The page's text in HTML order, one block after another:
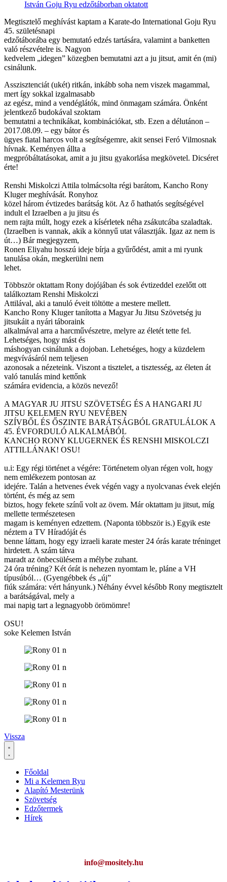
Megtisztelő meghívást kaptam a Karate-do International Goju Ryu
45. születésnapi
edzőtáborába egy bemutató edzés tartására, valamint a banketten
való részvételre is. Nagyon
kedvelem „idegen” közegben bemutatni azt a ju jitsut, amit én (mi)
csinálunk.
Asszisztenciát (ukét) ritkán, inkább soha nem viszek magammal,
mert így sokkal izgalmasabb
az egész, mind a vendéglátók, mind önmagam számára. Önként
jelentkező budokával szoktam
bemutatni a technikákat, kombinációkat, stb. Ezen a délutánon –
2017.08.09. – egy bátor és
ügyes fiatal harcos volt a segítségemre, akit sensei Feró Vilmosnak
hívnak. Keményen állta a
megpróbáltatásokat, amit a ju jitsu gyakorlása megkövetel. Dicséret
érte!
Renshi Miskolczi Attila tolmácsolta régi barátom, Kancho Rony
Kluger meghívását. Ronyhoz
közel három évtizedes barátság köt. Az ő hathatós segítségével
indult el Izraelben a ju jitsu és
nem rajta múlt, hogy ezek a kísérletek néha zsákutcába szaladtak.
(Izraelben is vannak, akik a könnyű utat választják. Igaz az nem is
út…) Bár megjegyzem,
Ronen Eliyahu hosszú ideje bírja a gyűrődést, amit a mi ryunk
tanulása okán, megkerülni nem
lehet.
Többször oktattam Rony dojójában és sok évtizeddel ezelőtt ott
találkoztam Renshi Miskolczi
Attilával, aki a tanuló éveit töltötte a mestere mellett.
Kancho Rony Kluger tanította a Magyar Ju Jitsu Szövetség ju
jitsukáit a nyári táboraink
alkalmával arra a harcművészetre, melyre az életét tette fel.
Lehetséges, hogy mást és
máshogyan csinálunk a dojoban. Lehetséges, hogy a küzdelem
megvívásáról nem teljesen
azonosak a nézeteink. Viszont a tisztelet, a tisztesség, az életen át
való tanulás mind kettőnk
számára evidencia, a közös nevező!
A MAGYAR JU JITSU SZÖVETSÉG ÉS A HANGARI JU
JITSU KELEMEN RYU NEVÉBEN
SZÍVBŐL ÉS ŐSZINTE BARÁTSÁGBÓL GRATULÁLOK A
45. ÉVFORDULÓ ALKALMÁBÓL
KANCHO RONY KLUGERNEK ÉS RENSHI MISKOLCZI
ATTILLÁNAK! OSU!
u.i: Egy régi történet a végére: Történetem olyan régen volt, hogy
nem emlékezem pontosan az
idejére. Talán a hetvenes évek végén vagy a nyolcvanas évek elején
történt, és még az sem
biztos, hogy fekete színű volt az övem. Már oktattam ju jitsut, míg
mellette természetesen
magam is keményen edzettem. (Naponta többször is.) Egyik este
néztem a TV Híradóját és
benne láttam, hogy egy izraeli karate mester 24 órás karate tréninget
hirdetett. A szám tátva
maradt az önbecsülésem a mélybe zuhant.
24 óra tréning? Két órát is nehezen nyomtam le, pláne a VH
típusúból… (Gyengébbek és „új”
fiúk számára: vért hányunk.) Néhány évvel később Rony megtisztelt
a barátságával, mely a
mai napig tart a legnagyobb örömömre!
OSU!
soke Kelemen István
Vissza
Főoldal
Mi a Kelemen Ryu
Alapító Mesterünk
Szövetség
Edzőtermek
Hírek
info@mositely.hu